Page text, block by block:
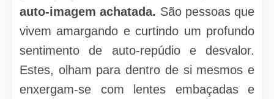
auto-imagem achatada. São pessoas que
vivem amargando e curtindo um profundo
sentimento de auto-repúdio e desvalor.
Estes, olham para dentro de si mesmos e
enxergam-se com lentes embaçadas e